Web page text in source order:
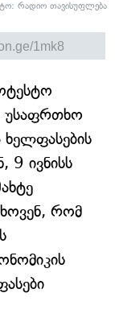
რადიო თავისუფლება
უსაფრთხო
ხელფასების
9 ივნისს
რომ